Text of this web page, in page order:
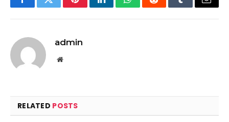
FacebookTwitterPinterestLinkedInWhatsAppRedditTumblrEmail
admin
Website
RELATED POSTS